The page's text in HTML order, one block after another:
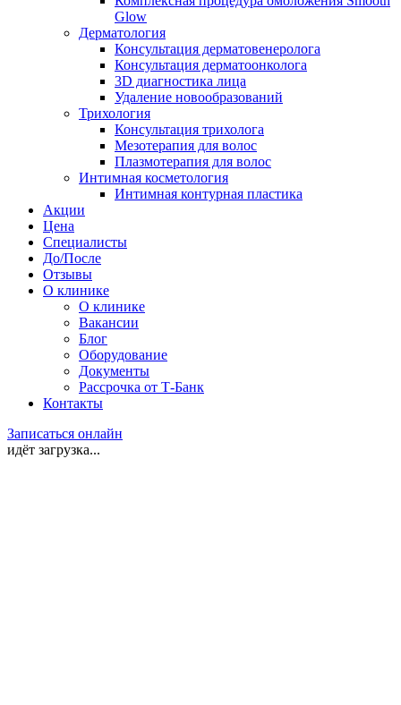
Glow
Дерматология
Консультация дерматовенеролога
Консультация дерматоонколога
3D диагностика лица
Удаление новообразований
Трихология
Консультация трихолога
Мезотерапия для волос
Плазмотерапия для волос
Интимная косметология
Интимная контурная пластика
Акции
Цена
Специалисты
До/После
Отзывы
О клинике
О клинике
Вакансии
Блог
Оборудование
Документы
Рассрочка от Т-Банк
Контакты
Записаться онлайн
идёт загрузка...